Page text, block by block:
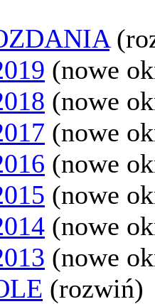
(nowe
(nowe
(nowe
(nowe
(nowe
(nowe
(nowe
(rozwiń)